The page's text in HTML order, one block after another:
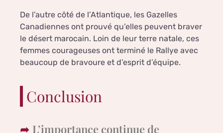
De l’autre côté de l’Atlantique, les Gazelles
Canadiennes ont prouvé qu’elles peuvent braver
le désert marocain. Loin de leur terre natale, ces
femmes courageuses ont terminé le Rallye avec
beaucoup de bravoure et d’esprit d’équipe.
Conclusion
L’importance continue de